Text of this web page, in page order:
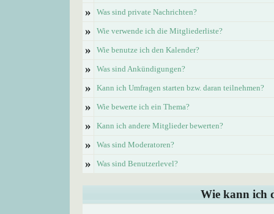
» Was sind private Nachrichten?
» Wie verwende ich die Mitgliederliste?
» Wie benutze ich den Kalender?
» Was sind Ankündigungen?
» Kann ich Umfragen starten bzw. daran teilnehmen?
» Wie bewerte ich ein Thema?
» Kann ich andere Mitglieder bewerten?
» Was sind Moderatoren?
» Was sind Benutzerlevel?
Wie kann ich